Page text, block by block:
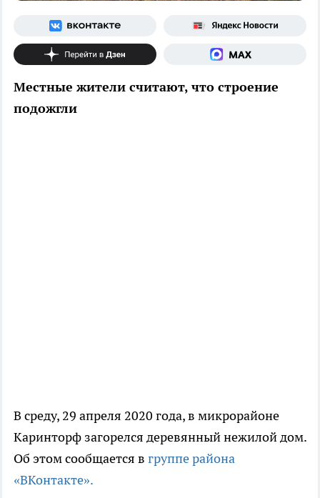
Местные жители считают, что строение
подожгли
В среду, 29 апреля 2020 года, в микрорайоне
Каринторф загорелся деревянный нежилой дом.
Об этом сообщается в группе района
«ВКонтакте».